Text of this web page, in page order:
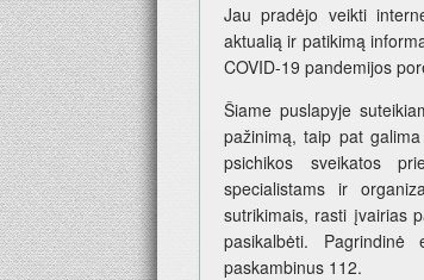
Jau pradėjo veikti
aktualią ir patikimą
COVID-19 pandemijos
Šiame puslapyje
pažinimą, taip pat
psichikos sveikatos
specialistams ir
sutrikimais, rasti įvairias
pasikalbėti.
paskambinus 112.